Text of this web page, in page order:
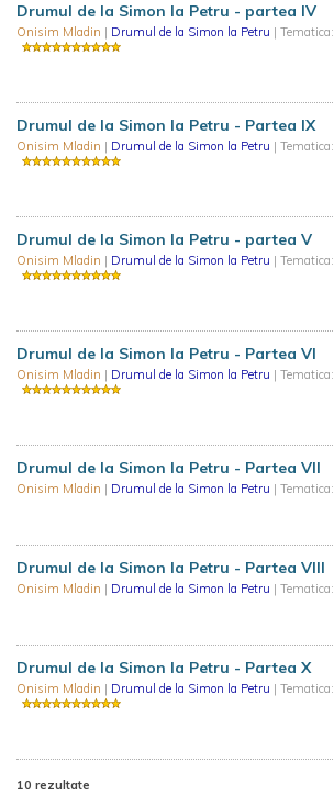
Drumul de la Simon la Petru - partea IV
Onisim Mladin | Drumul de la Simon la Petru | Tematica:
Drumul de la Simon la Petru - Partea IX
Onisim Mladin | Drumul de la Simon la Petru | Tematica:
Drumul de la Simon la Petru - partea V
Onisim Mladin | Drumul de la Simon la Petru | Tematica:
Drumul de la Simon la Petru - Partea VI
Onisim Mladin | Drumul de la Simon la Petru | Tematica:
Drumul de la Simon la Petru - Partea VII
Onisim Mladin | Drumul de la Simon la Petru | Tematica:
Drumul de la Simon la Petru - Partea VIII
Onisim Mladin | Drumul de la Simon la Petru | Tematica:
Drumul de la Simon la Petru - Partea X
Onisim Mladin | Drumul de la Simon la Petru | Tematica:
10 rezultate